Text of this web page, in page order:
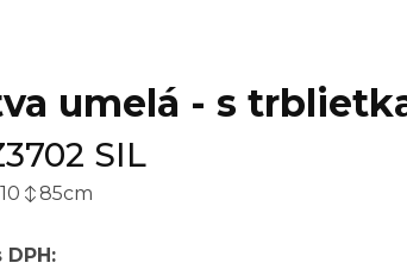
umelá - s
SIL
10 85cm
DPH: